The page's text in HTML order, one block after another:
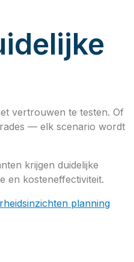
vertrouwen te testen. Of
— elk scenario wordt
krijgen duidelijke
en kosteneffectiviteit.
planning